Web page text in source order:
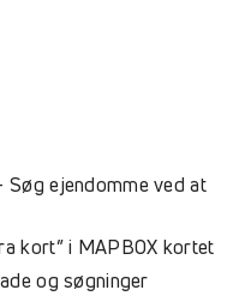
Søg ejendomme ved at
kort” i MAPBOX kortet
og søgninger